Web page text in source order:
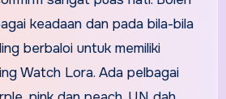
keadaan dan pada bila-bila
berbaloi untuk memiliki
Watch Lora. Ada pelbagai